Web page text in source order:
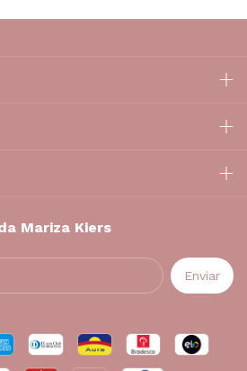
Mariza Kiers